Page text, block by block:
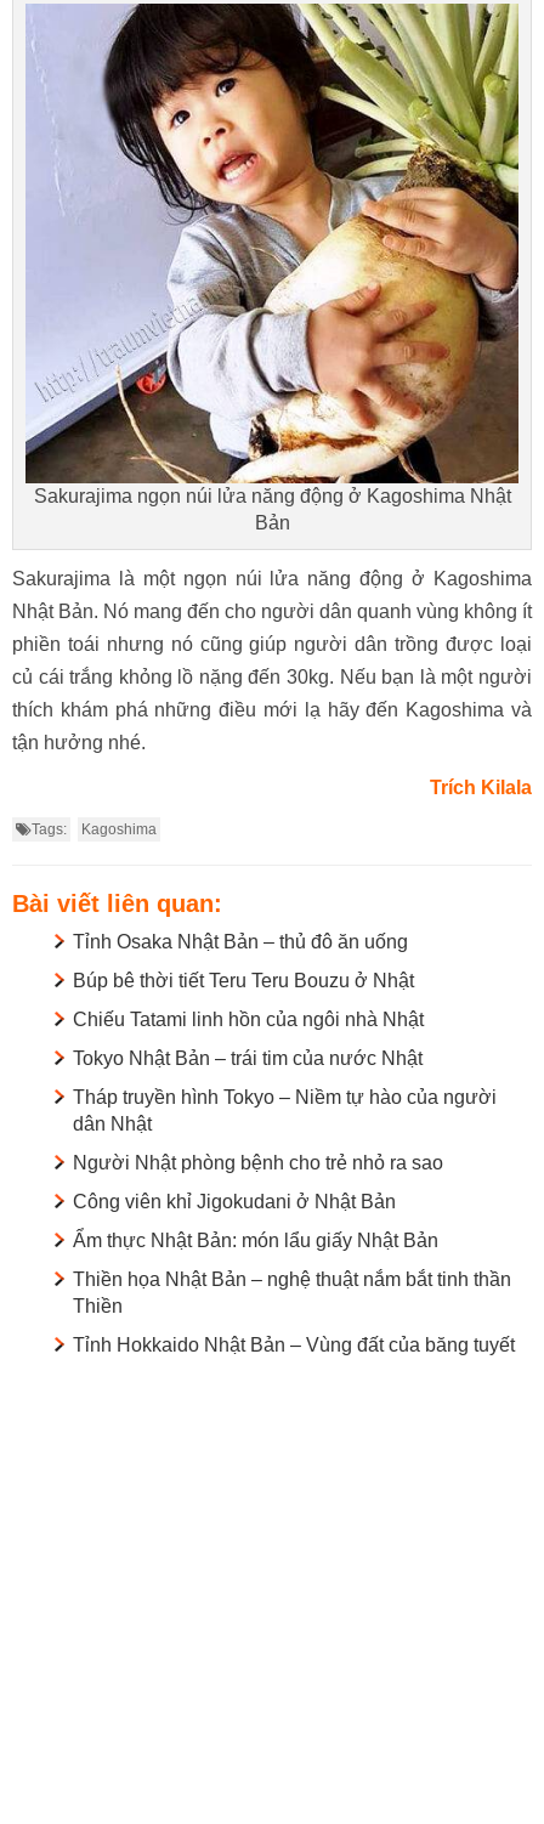
Sakurajima ngọn núi lửa năng động ở Kagoshima Nhật
Bản
Sakurajima là một ngọn núi lửa năng động ở Kagoshima
Nhật Bản. Nó mang đến cho người dân quanh vùng không ít
phiền toái nhưng nó cũng giúp người dân trồng được loại
củ cái trắng khỏng lồ nặng đến 30kg. Nếu bạn là một người
thích khám phá những điều mới lạ hãy đến Kagoshima và
tận hưởng nhé.
Trích Kilala
Tags: Kagoshima
Bài viết liên quan:
Tỉnh Osaka Nhật Bản – thủ đô ăn uống
Búp bê thời tiết Teru Teru Bouzu ở Nhật
Chiếu Tatami linh hồn của ngôi nhà Nhật
Tokyo Nhật Bản – trái tim của nước Nhật
Tháp truyền hình Tokyo – Niềm tự hào của người
dân Nhật
Người Nhật phòng bệnh cho trẻ nhỏ ra sao
Công viên khỉ Jigokudani ở Nhật Bản
Ẩm thực Nhật Bản: món lẩu giấy Nhật Bản
Thiền họa Nhật Bản – nghệ thuật nắm bắt tinh thần
Thiền
Tỉnh Hokkaido Nhật Bản – Vùng đất của băng tuyết